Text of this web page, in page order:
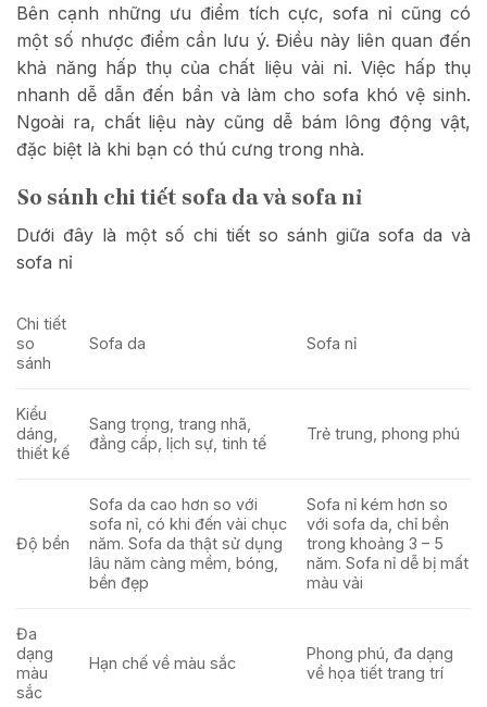
Bên cạnh những ưu điểm tích cực, sofa nỉ cũng có
một số nhược điểm cần lưu ý. Điều này liên quan đến
khả năng hấp thụ của chất liệu vải nỉ. Việc hấp thụ
nhanh dễ dẫn đến bẩn và làm cho sofa khó vệ sinh.
Ngoài ra, chất liệu này cũng dễ bám lông động vật,
đặc biệt là khi bạn có thú cưng trong nhà.
So sánh chi tiết sofa da và sofa nỉ
Dưới đây là một số chi tiết so sánh giữa sofa da và
sofa nỉ
Chi tiết
so
sánh
Sofa da Sofa nỉ
Kiểu
dáng,
thiết kế
Sang trọng, trang nhã,
đẳng cấp, lịch sự, tinh tế
Trẻ trung, phong phú
Độ bền
Sofa da cao hơn so với
sofa nỉ, có khi đến vài chục
năm. Sofa da thật sử dụng
lâu năm càng mềm, bóng,
bền đẹp
Sofa nỉ kém hơn so
với sofa da, chỉ bền
trong khoảng 3 – 5
năm. Sofa nỉ dễ bị mất
màu vải
Đa
dạng
màu
sắc
Hạn chế về màu sắc
Phong phú, đa dạng
về họa tiết trang trí